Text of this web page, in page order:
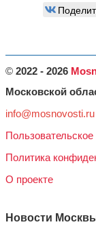
© 2022 - 2026
Московской
info@mosnovosti.ru
Политика
О проекте
Новости